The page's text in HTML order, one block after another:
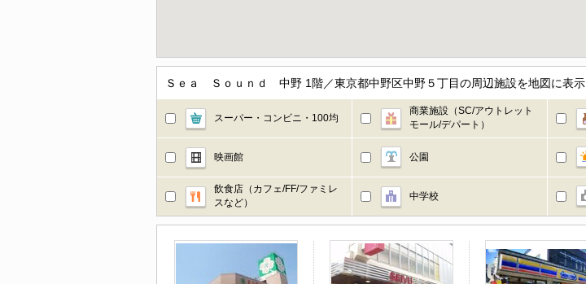
Ｓｅａ Ｓｏｕｎｄ 中野 1階／東京都中野区中野５丁目の周辺施設を地図に表示
スーパー・コンビニ・100均
商業施設（SC/アウトレット
モール/デパート）
映画館 公園
飲食店（カフェ/FF/ファミレ
スなど）
中学校